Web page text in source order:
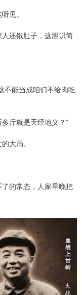
见。
还饿肚子，这胆识简
不能当成咱们不给肉吃
斤就是天经地义？”
大局。
的常态，人家早晚把